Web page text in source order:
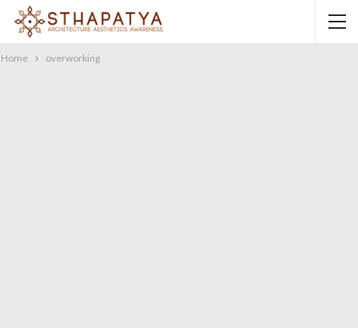
Home overworking